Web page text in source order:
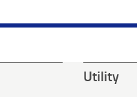
Utility